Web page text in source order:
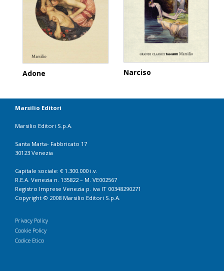
Adone Narciso
Marsilio Editori
Marsilio Editori S.p.A.
Santa Marta- Fabbricato 17
30123 Venezia
Capitale sociale: € 1.300.000 i.v.
R.E.A. Venezia n. 135822 – M. VE002567
Registro Imprese Venezia p. iva IT 00348290271
Copyright © 2008 Marsilio Editori S.p.A.
Privacy Policy
Cookie Policy
Codice Etico